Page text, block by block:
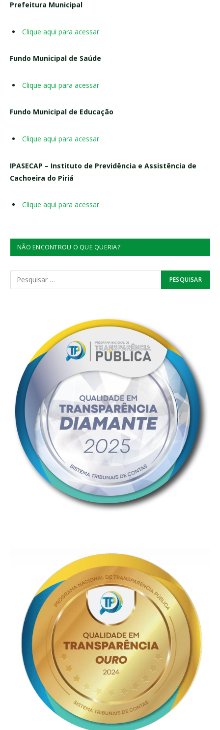
Prefeitura Municipal
Clique aqui para acessar
Fundo Municipal de Saúde
Clique aqui para acessar
Fundo Municipal de Educação
Clique aqui para acessar
IPASECAP – Instituto de Previdência e Assistência de
Cachoeira do Piriá
Clique aqui para acessar
NÃO ENCONTROU O QUE QUERIA?